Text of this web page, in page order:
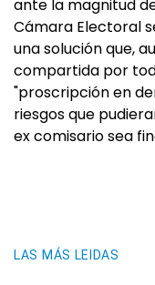
ante la magnitud
Cámara Electoral
una solución que,
compartida por
"proscripción en
riesgos que
ex comisario sea
LAS MÁS LEIDAS